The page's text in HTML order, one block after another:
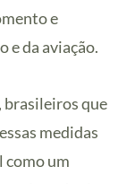
e
e da aviação.
brasileiros que
medidas
como um